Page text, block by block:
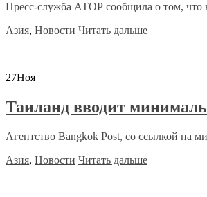
Пресс-служба АТОР сообщила о том, что
Азия, Новости Читать дальше
27Ноя
Таиланд вводит
Агентство Bangkok Post, со ссылкой на
Азия, Новости Читать дальше